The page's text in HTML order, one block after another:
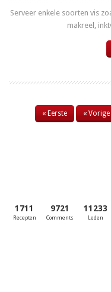
Serveer enkele soorten vis
makreel,
« Eerste « Vorige
1711
Recepten
9721
Comments
11233
Leden